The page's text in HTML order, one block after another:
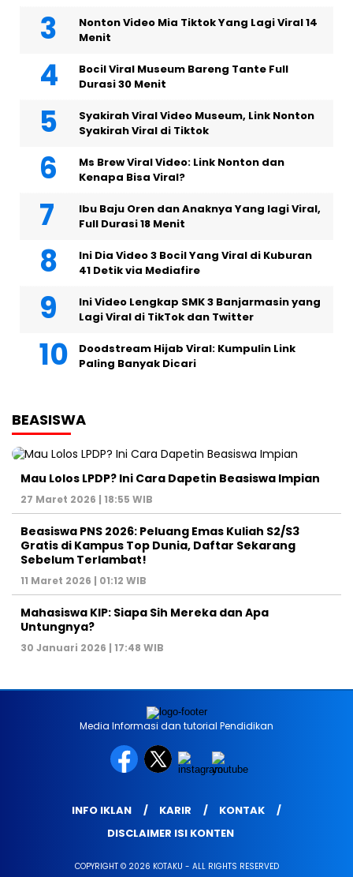
Nonton Video Mia Tiktok Yang Lagi Viral 14
Menit
Bocil Viral Museum Bareng Tante Full
Durasi 30 Menit
Syakirah Viral Video Museum, Link Nonton
Syakirah Viral di Tiktok
Ms Brew Viral Video: Link Nonton dan
Kenapa Bisa Viral?
Ibu Baju Oren dan Anaknya Yang lagi Viral,
Full Durasi 18 Menit
Ini Dia Video 3 Bocil Yang Viral di Kuburan
41 Detik via Mediafire
Ini Video Lengkap SMK 3 Banjarmasin yang
Lagi Viral di TikTok dan Twitter
Doodstream Hijab Viral: Kumpulin Link
Paling Banyak Dicari
BEASISWA
Mau Lolos LPDP? Ini Cara Dapetin Beasiswa Impian
27 Maret 2026 | 18:55 WIB
Beasiswa PNS 2026: Peluang Emas Kuliah S2/S3
Gratis di Kampus Top Dunia, Daftar Sekarang
Sebelum Terlambat!
11 Maret 2026 | 01:12 WIB
Mahasiswa KIP: Siapa Sih Mereka dan Apa
Untungnya?
30 Januari 2026 | 17:48 WIB
Media Informasi dan tutorial Pendidikan
INFO IKLAN KARIR
KONTAK
DISCLAIMER ISI KONTEN
COPYRIGHT © 2026 KOTAKU - ALL RIGHTS RESERVED